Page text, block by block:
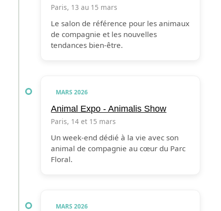
Paris, 13 au 15 mars
Le salon de référence pour les animaux
de compagnie et les nouvelles
tendances bien-être.
MARS 2026
Animal Expo - Animalis Show
Paris, 14 et 15 mars
Un week-end dédié à la vie avec son
animal de compagnie au cœur du Parc
Floral.
MARS 2026